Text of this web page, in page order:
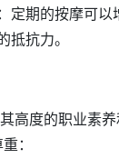
：定期的按摩可
抵抗力。
高度的职业素
：